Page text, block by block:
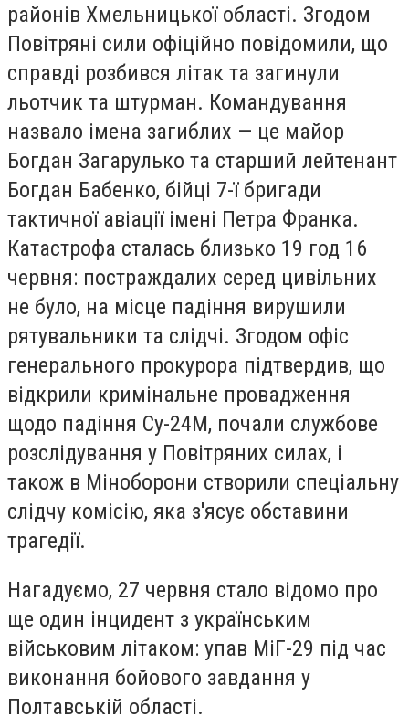
районів Хмельницької області. Згодом
Повітряні сили офіційно повідомили, що
справді розбився літак та загинули
льотчик та штурман. Командування
назвало імена загиблих — це майор
Богдан Загарулько та старший лейтенант
Богдан Бабенко, бійці 7-ї бригади
тактичної авіації імені Петра Франка.
Катастрофа сталась близько 19 год 16
червня: постраждалих серед цивільних
не було, на місце падіння вирушили
рятувальники та слідчі. Згодом офіс
генерального прокурора підтвердив, що
відкрили кримінальне провадження
щодо падіння Су-24М, почали службове
розслідування у Повітряних силах, і
також в Міноборони створили спеціальну
слідчу комісію, яка з'ясує обставини
трагедії.
Нагадуємо, 27 червня стало відомо про
ще один інцидент з українським
військовим літаком: упав МіГ-29 під час
виконання бойового завдання у
Полтавській області.